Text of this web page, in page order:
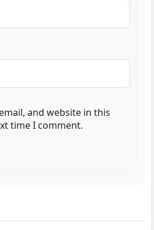
and website in this
time I comment.